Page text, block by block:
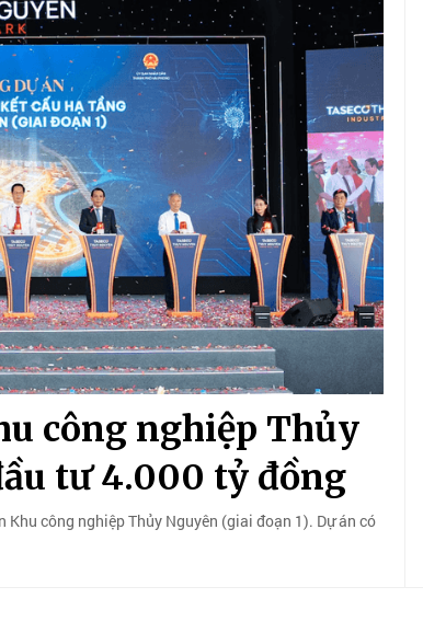
công nghiệp Thủy
tư 4.000 tỷ đồng
công nghiệp Thủy Nguyên (giai đoạn 1). Dự án có